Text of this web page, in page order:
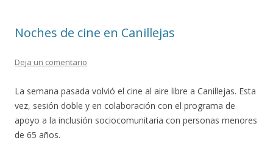
k r
Noches de cine en Canillejas
Deja un comentario
La semana pasada volvió el cine al aire libre a Canillejas. Esta
vez, sesión doble y en colaboración con el programa de
apoyo a la inclusión sociocomunitaria con personas menores
de 65 años.